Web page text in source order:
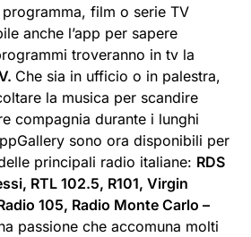
film o serie TV
anche l’app per sapere
troveranno in tv la
Che sia in ufficio o in palestra,
la musica per scandire
compagnia durante i lunghi
sono ora disponibili per
principali radio italiane: RDS
RTL 102.5, R101, Virgin
105, Radio Monte Carlo –
passione che accomuna molti